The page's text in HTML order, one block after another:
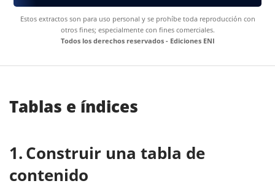
Estos extractos son para uso personal y se prohíbe toda reproducción con
otros fines; especialmente con fines comerciales.
Todos los derechos reservados - Ediciones ENI
Tablas e índices
Construir una tabla de
contenido